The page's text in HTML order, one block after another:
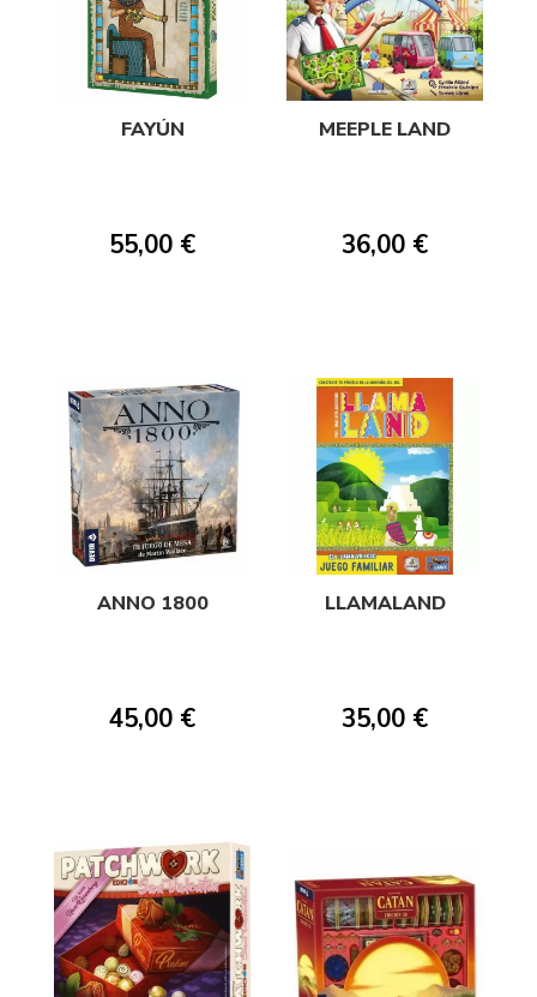
FAYÚN
55,00 €
MEEPLE LAND
36,00 €
ANNO 1800
45,00 €
LLAMALAND
35,00 €